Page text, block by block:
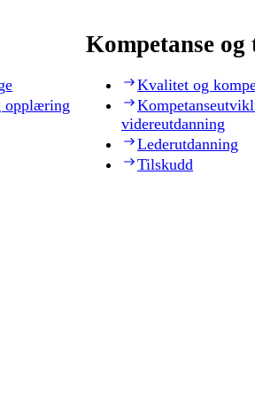
opplæring
Kompetanse
Kvalitet og
videreutdanning
Lederutdanning
Tilskudd